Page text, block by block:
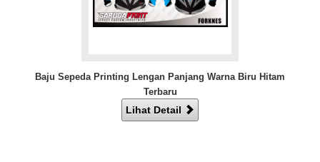
Baju Sepeda Printing Lengan Panjang Warna Biru Hitam
Terbaru
Lihat Detail